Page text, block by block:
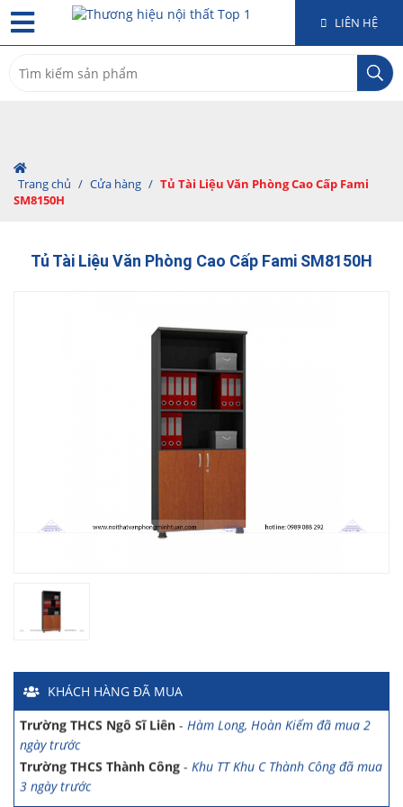
LIÊN HỆ
for:
Trang chủ / Cửa hàng / Tủ Tài Liệu Văn Phòng Cao Cấp Fami
SM8150H
Tủ Tài Liệu Văn Phòng Cao Cấp Fami SM8150H
KHÁCH HÀNG ĐÃ MUA
Anh Quang
-51 Ngô Quyền đã mua 4 giờ trước
Chị Ánh
Chị Mai
trước
Anh Nam
33 Đại Cổ Việt đã mua 15 giờ trước
Anh Hùng
Trường THCS Ngô Sĩ Liên - Hàm Long, Hoàn Kiếm đã mua 2
ngày trước
Trường THCS Thành Công - Khu TT Khu C Thành Công đã mua
3 ngày trước